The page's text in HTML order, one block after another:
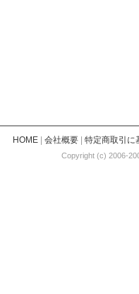
HOME| 会社概要| 特定商取引に
Copyright (c) 2006-